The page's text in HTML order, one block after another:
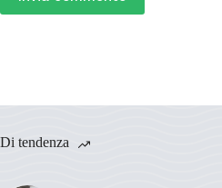
Di tendenza